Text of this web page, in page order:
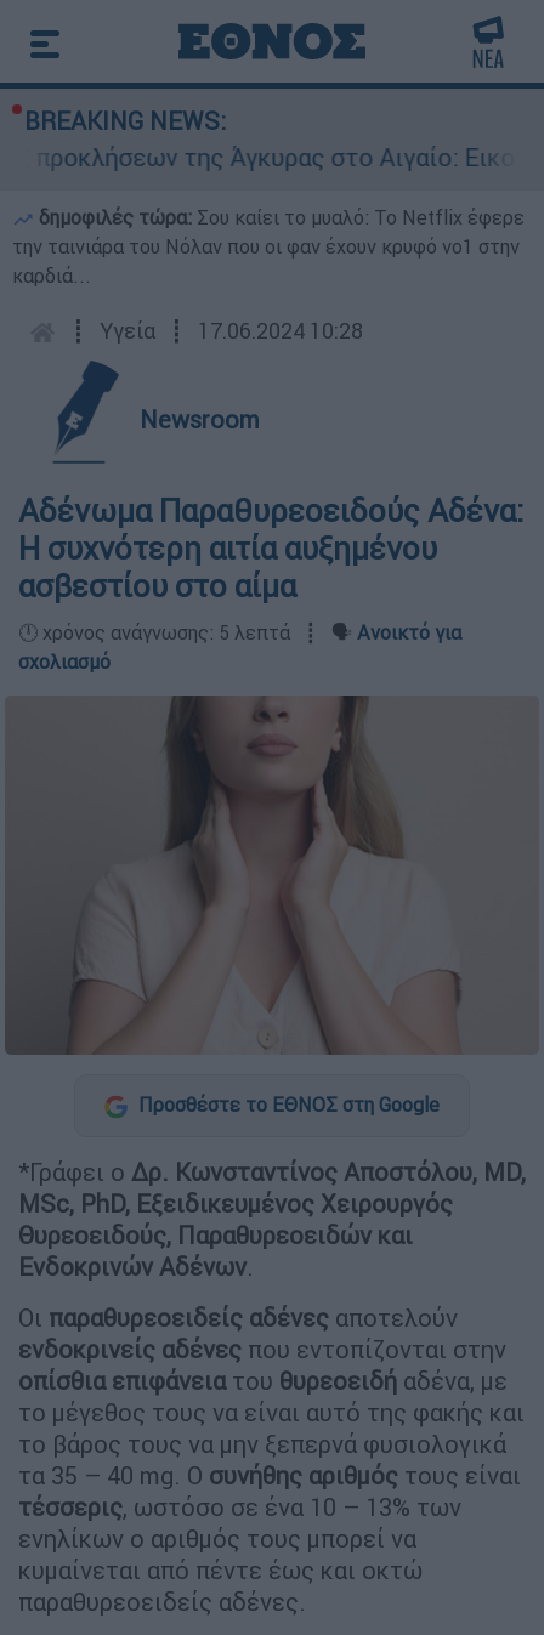
BREAKING NEWS:
της Άγκυρας στο Αιγαίο: Εικονική
δημοφιλές τώρα: Σου καίει το μυαλό: Το Netflix έφερε
την ταινιάρα του Νόλαν που οι φαν έχουν κρυφό νο1 στην
καρδιά...
┋ Υγεία ┋ 17.06.2024 10:28
Newsroom
Αδένωμα Παραθυρεοειδούς Αδένα:
Η συχνότερη αιτία αυξημένου
ασβεστίου στο αίμα
🕛 χρόνος ανάγνωσης: 5 λεπτά ┋ 🗣️ Ανοικτό για
σχολιασμό
Προσθέστε το ΕΘΝΟΣ στη Google
*Γράφει ο Δρ. Κωνσταντίνος Αποστόλου, MD,
MSc, PhD, Εξειδικευμένος Χειρουργός
Θυρεοειδούς, Παραθυρεοειδών και
Ενδοκρινών Αδένων.
Οι παραθυρεοειδείς αδένες αποτελούν
ενδοκρινείς αδένες που εντοπίζονται στην
οπίσθια επιφάνειατου θυρεοειδή αδένα, με
το μέγεθος τους να είναι αυτό της φακής και
το βάρος τους να μην ξεπερνά φυσιολογικά
τα 35 – 40 mg. Ο συνήθης αριθμός τους είναι
τέσσερις, ωστόσο σε ένα 10 – 13% των
ενηλίκων ο αριθμός τους μπορεί να
κυμαίνεται από πέντε έως και οκτώ
παραθυρεοειδείς αδένες.